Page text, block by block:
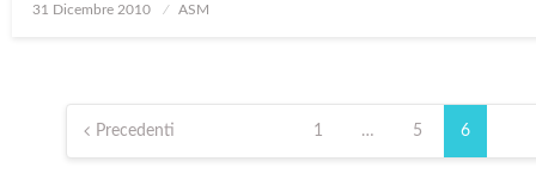
Posted
31 Dicembre 2010 ASM
Paginazione
degli
articoli
Precedenti 1 … 5 6